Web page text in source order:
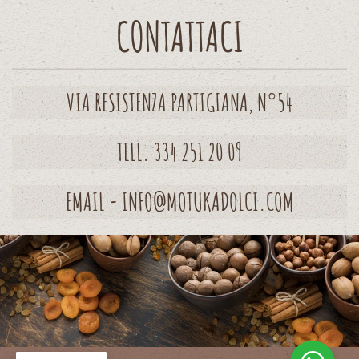
CONTATTACI
VIA RESISTENZA PARTIGIANA, N°54
TELL. 334 251 20 09
EMAIL - INFO@MOTUKADOLCI.COM